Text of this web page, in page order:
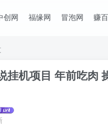
创网 福缘网 冒泡网 赚
挂机项目 年前吃肉